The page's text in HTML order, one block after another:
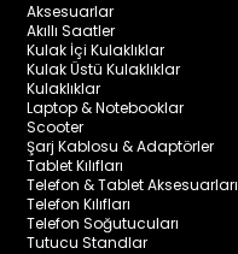
Aksesuarlar
Akıllı Saatler
Kulak İçi Kulaklıklar
Kulak Üstü Kulaklıklar
Kulaklıklar
Laptop & Notebooklar
Scooter
Şarj Kablosu & Adaptörler
Tablet Kılıfları
Telefon & Tablet Aksesuarları
Telefon Kılıfları
Telefon Soğutucuları
Tutucu Standlar